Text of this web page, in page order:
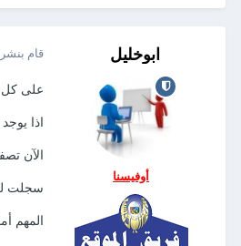
ابوخليل
أوفيسنا
قام بنشر
على
اذا
الآن
سجلت لك 5 طلاب سيكونوا
المهم